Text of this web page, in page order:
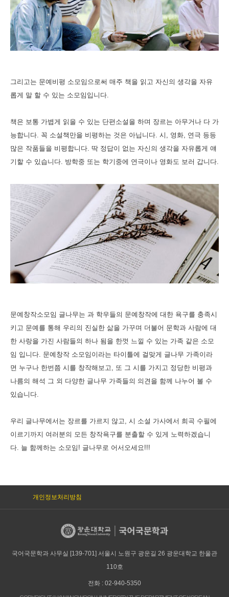
그리고는 문예비평 소모임으로써 매주 책을 읽고 자신의 생각을 자유
롭게 말 할 수 있는 소모임입니다.
책은 보통 가볍게 읽을 수 있는 단편소설을 하며 장르는 아무거나 다 가
능합니다. 꼭 소설책만을 비평하는 것은 아닙니다. 시, 영화, 연극 등등
많은 작품들을 비평합니다. 딱 정답이 없는 자신의 생각을 자유롭게 얘
기할 수 있습니다. 방학중 또는 학기중에 연극이나 영화도 보러 갑니다.
문예창작소모임 글나무는 과 학우들의 문예창작에 대한 욕구를 충족시
키고 문예를 통해 우리의 진실한 삶을 가꾸며 더불어 문학과 사람에 대
한 사랑을 가진 사람들의 하나 됨을 한껏 느낄 수 있는 가족 같은 소모
임 입니다. 문예창작 소모임이라는 타이틀에 걸맞게 글나무 가족이라
면 누구나 한번쯤 시를 창작해보고, 또 그 시를 가지고 정당한 비평과
나름의 해석 그 외 다양한 글나무 가족들의 의견을 함께 나누어 볼 수
있습니다.
우리 글나무에서는 장르를 가르지 않고, 시 소설 가사에서 희곡 수필에
이르기까지 여러분의 모든 창작욕구를 분출할 수 있게 노력하겠습니
다. 늘 함께하는 소모임! 글나무로 어서오세요!!!
개인정보처리방침
국어국문학과 사무실 [139-701] 서울시 노원구 광운길 26 광운대학교 한울관
110호
전화 : 02-940-5350